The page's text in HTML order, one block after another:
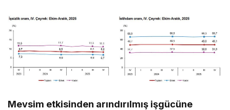
Mevsim etkisinden arındırılmış işgücüne